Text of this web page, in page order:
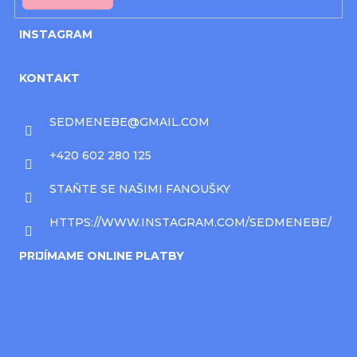
INSTAGRAM
KONTAKT
SEDMENEBE@GMAIL.COM
+420 602 280 125
STAŇTE SE NAŠIMI FANOUŠKY
HTTPS://WWW.INSTAGRAM.COM/SEDMENEBE/
PRIJÍMAME ONLINE PLATBY